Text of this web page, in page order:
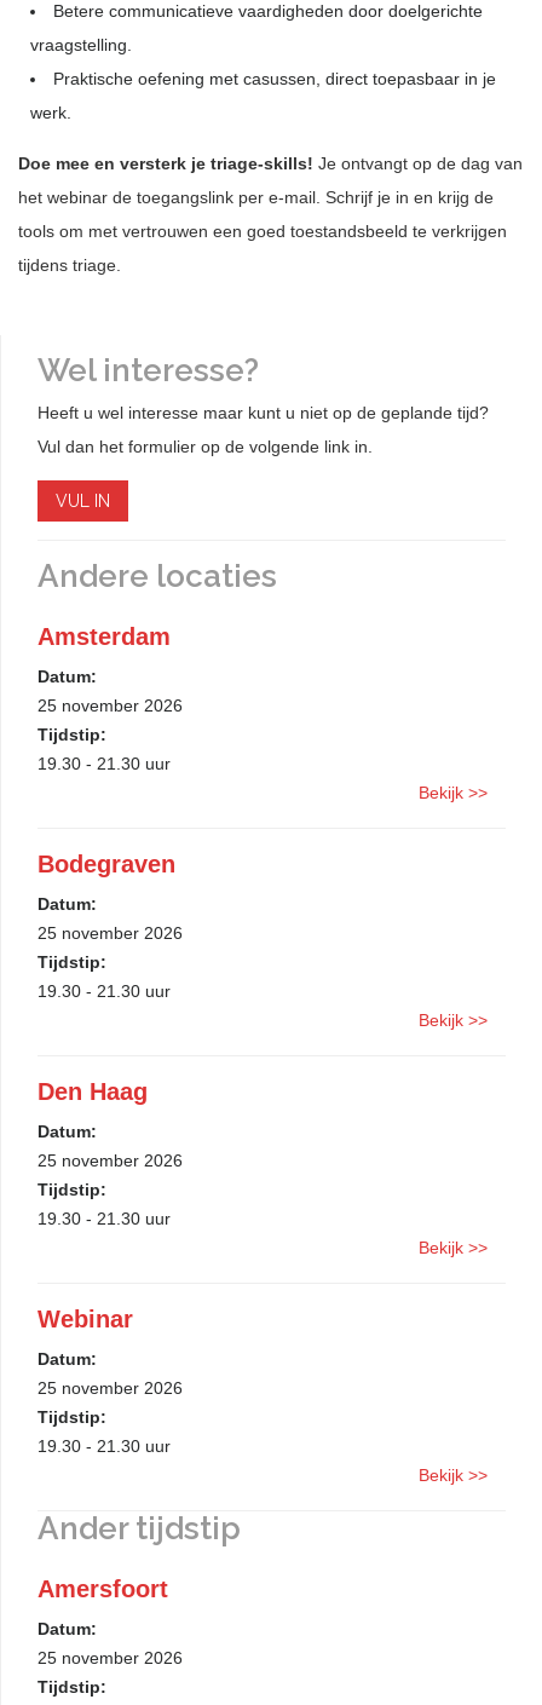
Betere communicatieve vaardigheden door doelgerichte
vraagstelling.
Praktische oefening met casussen, direct toepasbaar in je
werk.
Doe mee en versterk je triage-skills! Je ontvangt op de dag van
het webinar de toegangslink per e-mail. Schrijf je in en krijg de
tools om met vertrouwen een goed toestandsbeeld te verkrijgen
tijdens triage.
Wel interesse?
Heeft u wel interesse maar kunt u niet op de geplande tijd?
Vul dan het formulier op de volgende link in.
VUL IN
Andere locaties
Amsterdam
Datum:
25 november 2026
Tijdstip:
19.30 - 21.30 uur
Bekijk >>
Bodegraven
Datum:
25 november 2026
Tijdstip:
19.30 - 21.30 uur
Bekijk >>
Den Haag
Datum:
25 november 2026
Tijdstip:
19.30 - 21.30 uur
Bekijk >>
Webinar
Datum:
25 november 2026
Tijdstip:
19.30 - 21.30 uur
Bekijk >>
Ander tijdstip
Amersfoort
Datum:
25 november 2026
Tijdstip: